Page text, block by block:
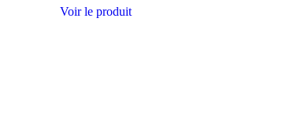
Voir le produit